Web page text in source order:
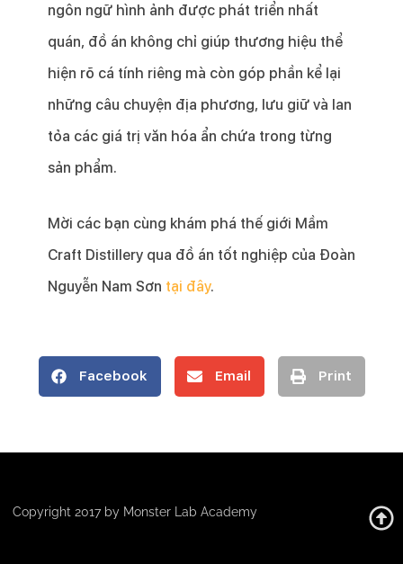
ngôn ngữ hình ảnh được phát triển nhất
quán, đồ án không chỉ giúp thương hiệu thể
hiện rõ cá tính riêng mà còn góp phần kể lại
những câu chuyện địa phương, lưu giữ và lan
tỏa các giá trị văn hóa ẩn chứa trong từng
sản phẩm.
Mời các bạn cùng khám phá thế giới Mầm
Craft Distillery qua đồ án tốt nghiệp của Đoàn
Nguyễn Nam Sơn tại đây.
Facebook Email Print
Copyright 2017 by Monster Lab Academy